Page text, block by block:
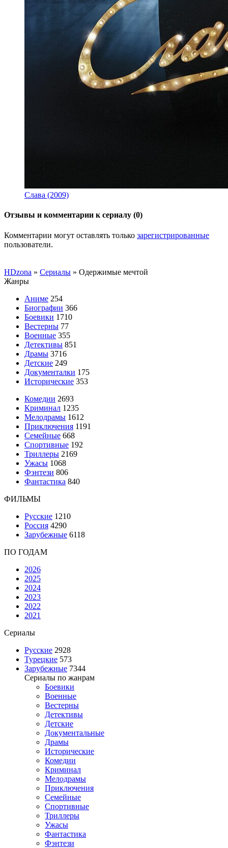
Слава (2009)
Отзывы и комментарии к сериалу (0)
Комментарии могут оставлять только зарегистрированные
пользователи.
HDzona » Сериалы » Одержимые мечтой
Жанры
Аниме 254
Биографии 366
Боевики 1710
Вестерны 77
Военные 355
Детективы 851
Драмы 3716
Детские 249
Документалки 175
Исторические 353
Комедии 2693
Криминал 1235
Мелодрамы 1612
Приключения 1191
Семейные 668
Спортивные 192
Триллеры 2169
Ужасы 1068
Фэнтези 806
Фантастика 840
ФИЛЬМЫ
Русские 1210
Россия 4290
Зарубежные 6118
ПО ГОДАМ
2026
2025
2024
2023
2022
2021
Сериалы
Русские 2928
Турецкие 573
Зарубежные 7344
Сериалы по жанрам
Боевики
Военные
Вестерны
Детективы
Детские
Документальные
Драмы
Исторические
Комедии
Криминал
Мелодрамы
Приключения
Семейные
Спортивные
Триллеры
Ужасы
Фантастика
Фэнтези